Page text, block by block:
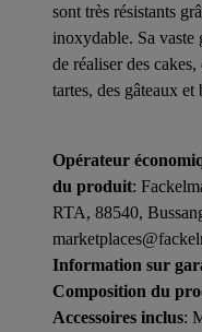
sont très résistants
inoxydable. Sa vaste
de réaliser des
tartes, des gâteaux
Opérateur
du produit:
RTA, 88540,
Information sur
Composition du
Accessoires inclus: